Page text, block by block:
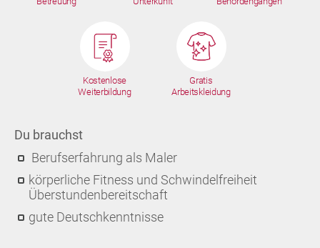
Kostenlose
Weiterbildung
Gratis
Arbeitskleidung
Du brauchst
Berufserfahrung als Maler
körperliche Fitness und Schwindelfreiheit
Überstundenbereitschaft
gute Deutschkenntnisse